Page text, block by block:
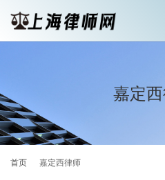
嘉定
首页 嘉定西律师